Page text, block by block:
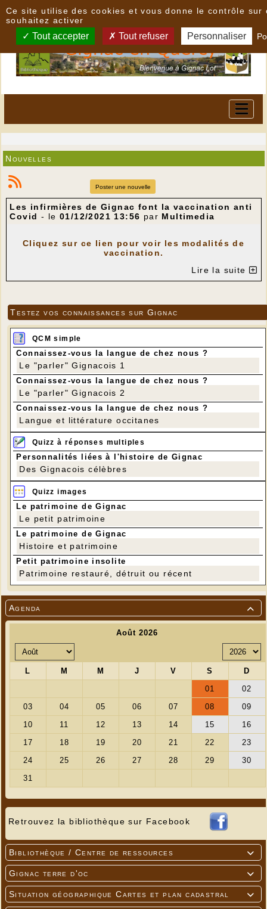

Agenda
Retrouvez la bibliothèque sur Facebook

Bibliothèque / Centre de ressources

Gignac terre d'oc

Situation géographique Cartes et plan cadastral
Nouvelles
Poster une nouvelle
Les infirmières de Gignac font la vaccination anti
Covid - le 01/12/2021 13:56 par Multimedia
Cliquez sur ce lien pour voir les modalités de
vaccination.
Lire la suite
Testez vos connaissances sur Gignac
QCM simple
Connaissez-vous la langue de chez nous ?
Le "parler" Gignacois 1
Connaissez-vous la langue de chez nous ?
Le "parler" Gignacois 2
Connaissez-vous la langue de chez nous ?
Langue et littérature occitanes
Quizz à réponses multiples
Personnalités liées à l'histoire de Gignac
Des Gignacois célèbres
Quizz images
Le patrimoine de Gignac
Le petit patrimoine
Le patrimoine de Gignac
Histoire et patrimoine
Petit patrimoine insolite
Patrimoine restauré, détruit ou récent
Ce site utilise des cookies et vous donne le contrôle sur
souhaitez activer
Tout accepter Tout refuser Personnaliser